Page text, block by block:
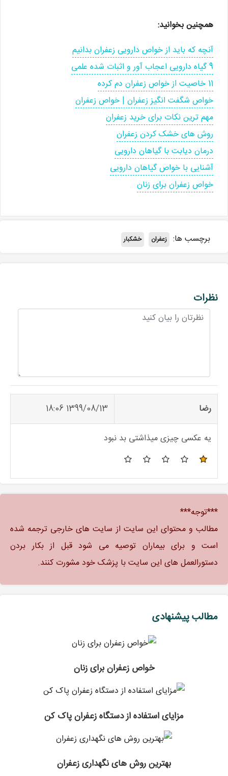
همچنین بخوانید:
آنچه که باید از خواص دارویی زعفران بدانیم
9 گیاه دارویی اعجاب آور و اثبات شده علمی
11 خاصیت از خواص زعفران دم كرده
خواص شگفت انگیز زعفران | خواص زعفران
مهم ترین نکات برای خرید زعفران
روش های خشک کردن زعفران
درمان دیابت با گیاهان دارویی
آشنایی با خواص گیاهان دارویی
خواص زعفران برای زنان
برچسب ها: زعفران خشکبار
نظرات
رضا 1399/08/13 18:06
یه عکسی چیزی میذاشتی بد نبود
***توجه***
مطالب و محتوای این سایت از سایت های خارجی ترجمه شده
است و برای بیماران توصیه می شود قبل از بکار بردن
دستورالعمل های این سایت با پزشک خود مشورت کنند.
مطالب پیشنهادی
خواص زعفران برای زنان
مزایای استفاده از دستگاه زعفران پاک کن
بهترین روش های نگهداری زعفران